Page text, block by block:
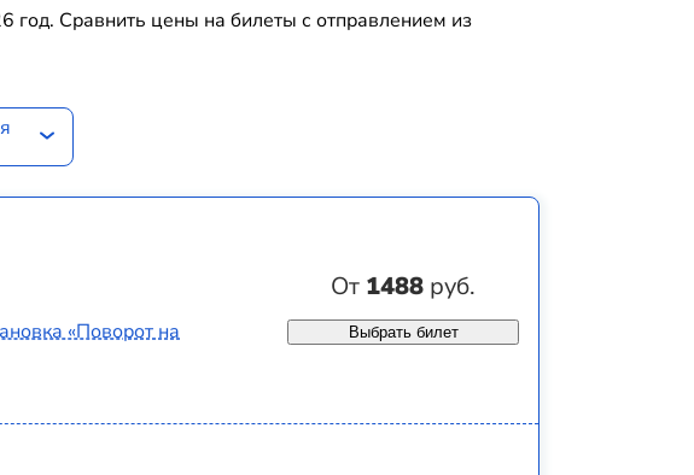
год. Сравнить цены на билеты с отправлением из
От 1488 руб.
«Поворот на
Выбрать билет